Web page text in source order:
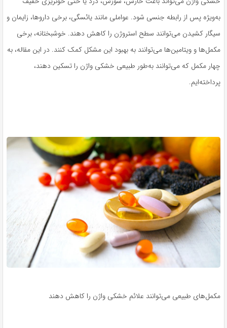
به‌ویژه پس از رابطه جنسی شود. عواملی مانند یائسگی، برخی داروها، زایمان و
سیگار کشیدن می‌توانند سطح استروژن را کاهش دهند. خوشبختانه، برخی
مکمل‌ها و ویتامین‌ها می‌توانند به بهبود این مشکل کمک کنند. در این مقاله، به
چهار مکمل که می‌توانند به‌طور طبیعی خشکی واژن را تسکین دهند،
پرداخته‌ایم.
مکمل‌های طبیعی می‌توانند علائم خشکی واژن را کاهش دهند